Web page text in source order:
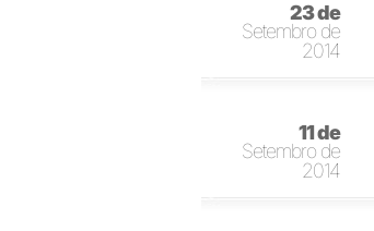
23 de
Setembro de
2014
11 de
Setembro de
2014